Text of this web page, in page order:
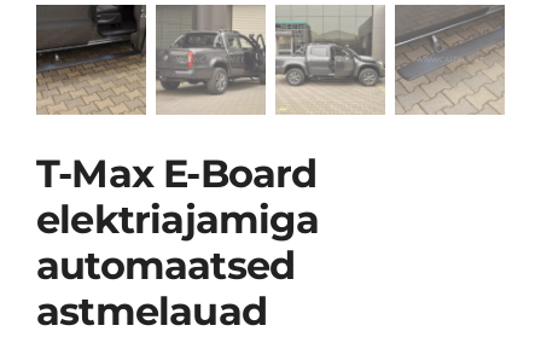
Kontakt
T-Max E-Board
elektriajamiga
automaatsed
astmelauad